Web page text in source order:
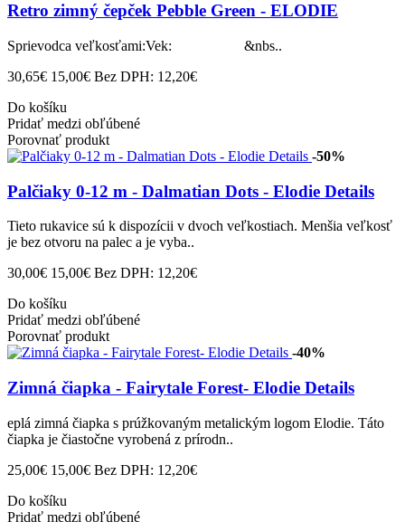
Retro zimný čepček Pebble Green - ELODIE
Sprievodca veľkosťami:Vek: &nbs..
30,65€ 15,00€ Bez DPH: 12,20€
Do košíku
Pridať medzi obľúbené
Porovnať produkt
-50%
Palčiaky 0-12 m - Dalmatian Dots - Elodie Details
Tieto rukavice sú k dispozícii v dvoch veľkostiach. Menšia veľkosť
je bez otvoru na palec a je vyba..
30,00€ 15,00€ Bez DPH: 12,20€
Do košíku
Pridať medzi obľúbené
Porovnať produkt
-40%
Zimná čiapka - Fairytale Forest- Elodie Details
eplá zimná čiapka s prúžkovaným metalickým logom Elodie. Táto
čiapka je čiastočne vyrobená z prírodn..
25,00€ 15,00€ Bez DPH: 12,20€
Do košíku
Pridať medzi obľúbené